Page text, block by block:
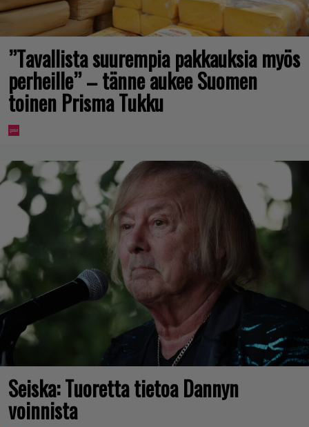
”Tavallista suurempia pakkauksia myös
perheille” – tänne aukee Suomen
toinen Prisma Tukku
Seiska: Tuoretta tietoa Dannyn
voinnista